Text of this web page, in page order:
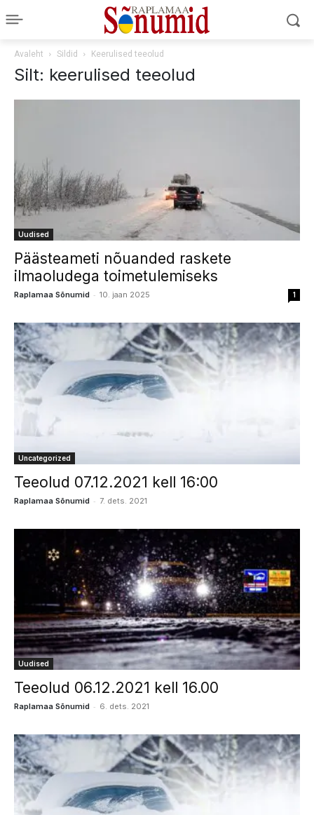
Avaleht Sildid Keerulised teeolud
Silt: keerulised teeolud
Uudised
Päästeameti nõuanded raskete
ilmaoludega toimetulemiseks
Raplamaa Sõnumid - 10. jaan 2025 1
Uncategorized
Teeolud 07.12.2021 kell 16:00
Raplamaa Sõnumid - 7. dets. 2021
Uudised
Teeolud 06.12.2021 kell 16.00
Raplamaa Sõnumid - 6. dets. 2021